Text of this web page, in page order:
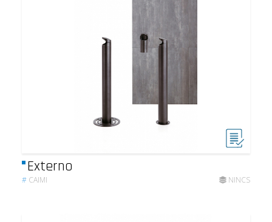
Externo
# CAIMI NINCS